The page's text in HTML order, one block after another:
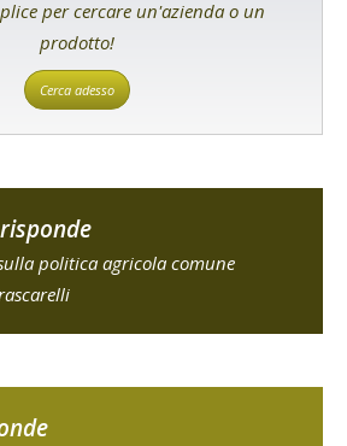
per cercare un'azienda o un
prodotto!
Cerca adesso
politica agricola comune